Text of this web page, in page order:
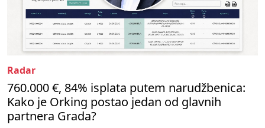
Radar
760.000 €, 84% isplata putem narudžbenica:
Kako je Orking postao jedan od glavnih
partnera Grada?